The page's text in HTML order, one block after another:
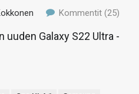
Kommentit (25)
Galaxy S22 Ultra -